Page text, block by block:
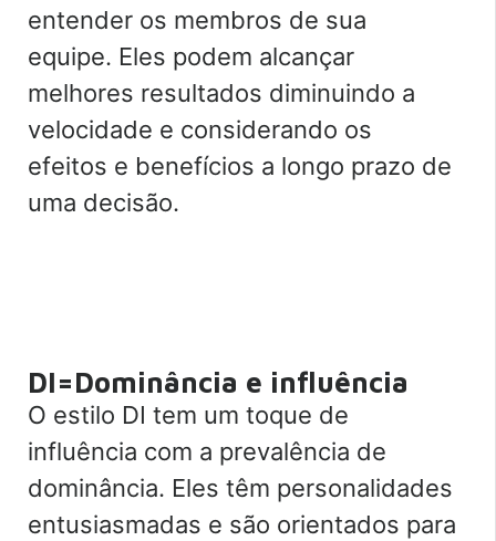
entender os membros de sua
equipe. Eles podem alcançar
melhores resultados diminuindo a
velocidade e considerando os
efeitos e benefícios a longo prazo de
uma decisão.
DI=Dominância e influência
O estilo DI tem um toque de
influência com a prevalência de
dominância. Eles têm personalidades
entusiasmadas e são orientados para